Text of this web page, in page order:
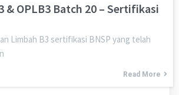
& OPLB3 Batch 20 – Sertifikasi
Limbah B3 sertifikasi BNSP yang telah
Read More